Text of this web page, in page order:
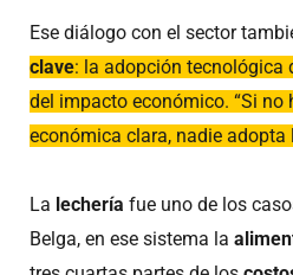
Ese diálogo con el sector
clave: la adopción tecnológica
del impacto económico. “Si no
económica clara, nadie adopta
La lechería fue uno de los
Belga, en ese sistema la